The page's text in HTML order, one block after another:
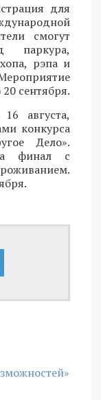
для
смогут
паркура,
рэпа и
сентября.
августа,
конкурса
Дело».
финал с